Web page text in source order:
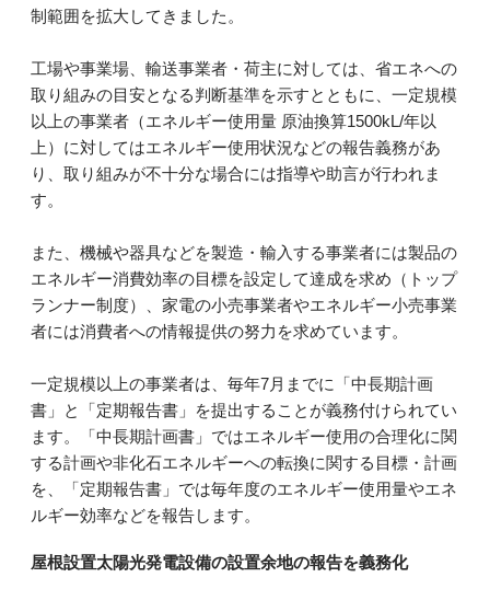
制範囲を拡大してきました。
工場や事業場、輸送事業者・荷主に対しては、省エネへの
取り組みの目安となる判断基準を示すとともに、一定規模
以上の事業者（エネルギー使用量 原油換算1500kL/年以
上）に対してはエネルギー使用状況などの報告義務があ
り、取り組みが不十分な場合には指導や助言が行われま
す。
また、機械や器具などを製造・輸入する事業者には製品の
エネルギー消費効率の目標を設定して達成を求め（トップ
ランナー制度）、家電の小売事業者やエネルギー小売事業
者には消費者への情報提供の努力を求めています。
一定規模以上の事業者は、毎年7月までに「中長期計画
書」と「定期報告書」を提出することが義務付けられてい
ます。「中長期計画書」ではエネルギー使用の合理化に関
する計画や非化石エネルギーへの転換に関する目標・計画
を、「定期報告書」では毎年度のエネルギー使用量やエネ
ルギー効率などを報告します。
屋根設置太陽光発電設備の設置余地の報告を義務化